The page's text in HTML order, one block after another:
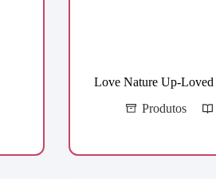
Love Nature Up-
Produtos